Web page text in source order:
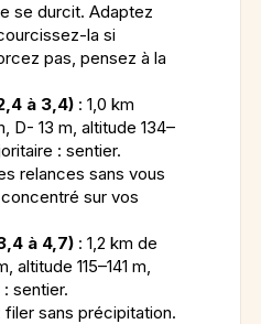
se durcit. Adaptez
la si
pas, pensez à la
à 3,4) : 1,0 km
D- 13 m, altitude 134–
: sentier.
relances sans vous
sur vos
à 4,7) : 1,2 km de
altitude 115–141 m,
sentier.
sans précipitation.